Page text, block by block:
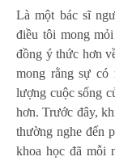
Là một bác sĩ
điều tôi mong
đồng ý thức hơn
mong rằng sự có
lượng cuộc sống
hơn. Trước đây,
thường nghe đến
khoa học đã mỗi